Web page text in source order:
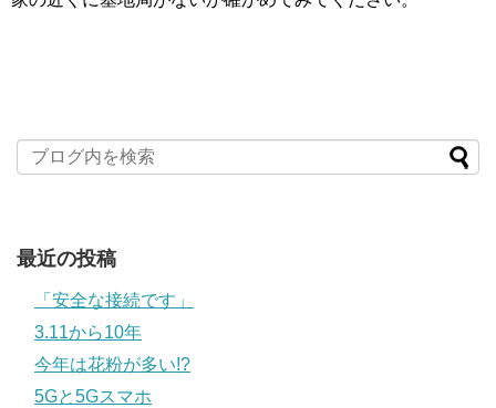
最近の投稿
「安全な接続です」
3.11から10年
今年は花粉が多い!?
5Gと5Gスマホ